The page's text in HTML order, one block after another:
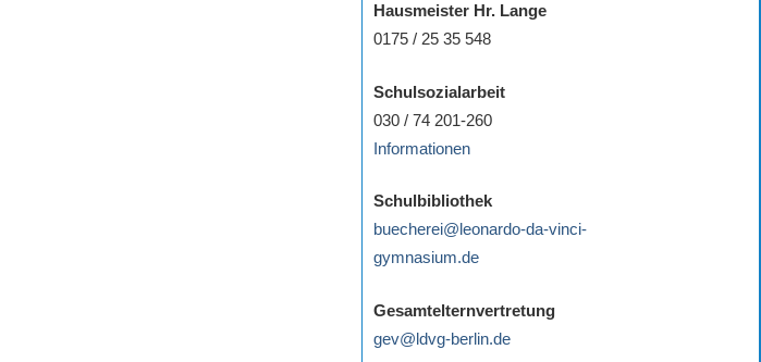
Hausmeister Hr. Lange
0175 / 25 35 548
Schulsozialarbeit
030 / 74 201-260
Informationen
Schulbibliothek
buecherei@leonardo-da-vinci-
gymnasium.de
Gesamtelternvertretung
gev@ldvg-berlin.de